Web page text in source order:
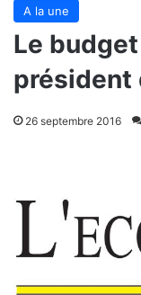
A la une
Le
président
26 septembre 2016